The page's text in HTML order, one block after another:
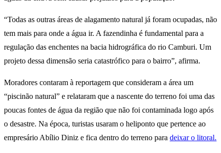
“Todas as outras áreas de alagamento natural já foram ocupadas, não
tem mais para onde a água ir. A fazendinha é fundamental para a
regulação das enchentes na bacia hidrográfica do rio Camburi. Um
projeto dessa dimensão seria catastrófico para o bairro”, afirma.
Moradores contaram à reportagem que consideram a área um
“piscinão natural” e relataram que a nascente do terreno foi uma das
poucas fontes de água da região que não foi contaminada logo após
o desastre. Na época, turistas usaram o heliponto que pertence ao
empresário Abílio Diniz e fica dentro do terreno para deixar o litoral.